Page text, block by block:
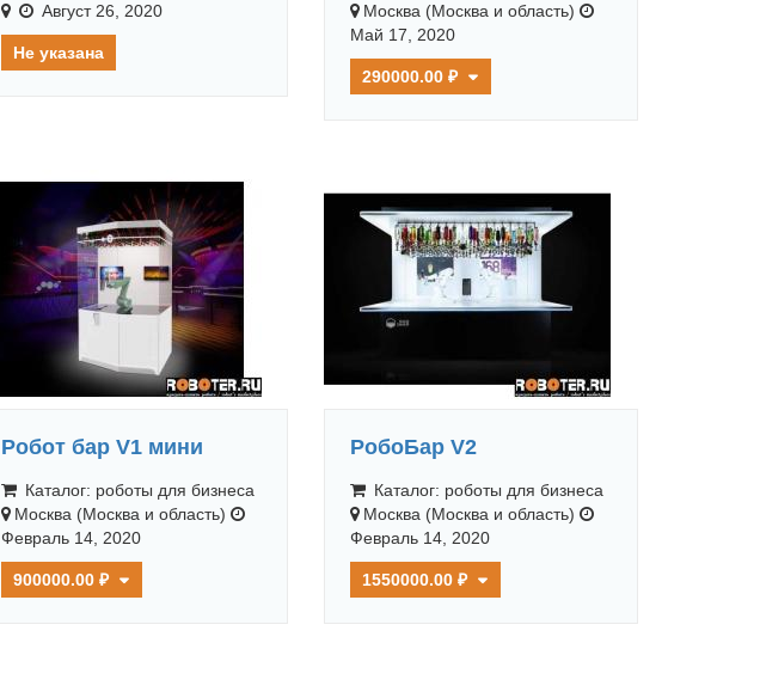
Август 26, 2020
Не указана
Москва (Москва и область)
Май 17, 2020
290000.00 ₽
Робот бар V1 мини
Каталог: роботы для бизнеса
Москва (Москва и область)
Февраль 14, 2020
900000.00 ₽
РобоБар V2
Каталог: роботы для бизнеса
Москва (Москва и область)
Февраль 14, 2020
1550000.00 ₽